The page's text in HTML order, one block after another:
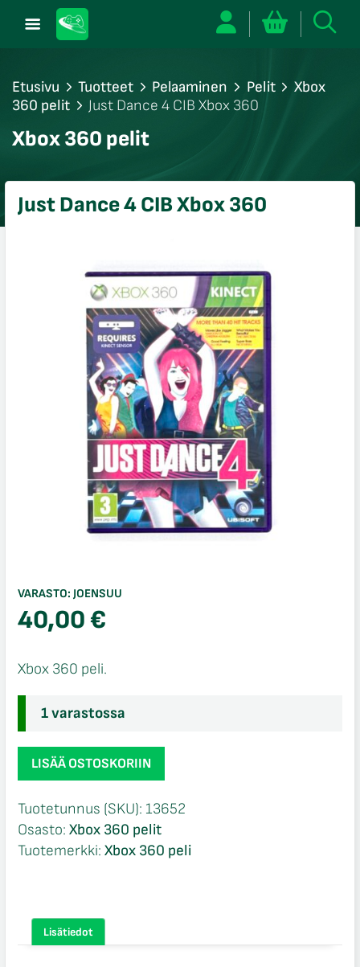
Etusivu Tuotteet Pelaaminen Pelit
Xbox
360 pelit
Just Dance 4 CIB Xbox 360
Xbox 360 pelit
Just Dance 4 CIB Xbox 360
VARASTO: JOENSUU
40,00€
Xbox 360 peli.
1 varastossa
Just
Dance
CIB
Xbox
360
LISÄÄ OSTOSKORIIN
Tuotetunnus (SKU): 13652
Osasto: Xbox 360 pelit
Tuotemerkki: Xbox 360 peli
Lisätiedot
sulje
sulje